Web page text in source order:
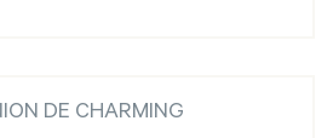
DE CHARMING